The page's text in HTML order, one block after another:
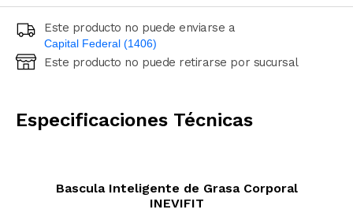
Este producto no puede enviarse a
Capital Federal (1406)
Ingresá código postal (sólo números)
Este producto no puede retirarse por sucursal
Especificaciones Técnicas
Bascula Inteligente de Grasa Corporal
INEVIFIT